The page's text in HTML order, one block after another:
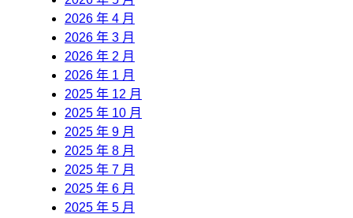
2026 年 4 月
2026 年 3 月
2026 年 2 月
2026 年 1 月
2025 年 12 月
2025 年 10 月
2025 年 9 月
2025 年 8 月
2025 年 7 月
2025 年 6 月
2025 年 5 月